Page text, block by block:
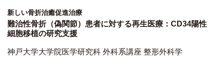
新しい骨折治癒促進治療
難治性骨折（偽関節）患者に対する再生医療：CD34陽性
細胞移植の研究支援
神戸大学大学院医学研究科 外科系講座 整形外科学